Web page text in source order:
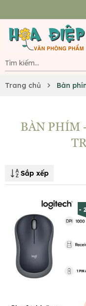
Trang chủ Bàn
BÀN PHÍM
Sắp xếp
-